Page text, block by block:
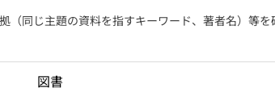
（同じ主題の資料を指すキーワード、著者名）等を
図書